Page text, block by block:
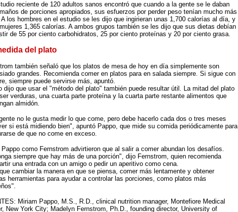
reciente de 120 adultos sanos encontró que cuando a la gente se le daban
de porciones apropiados, sus esfuerzos por perder peso tenían mucho más
los hombres en el estudio se les dijo que ingirieran unas 1,700 calorías al día, y
1,365 calorías. A ambos grupos también se les dijo que sus dietas debían
de 55 por ciento carbohidratos, 25 por ciento proteínas y 20 por ciento grasa.
del plato
también señaló que los platos de mesa de hoy en día simplemente son
grandes. Recomienda comer en platos para en salada siempre. Si sigue con
siempre puede servirse más, apuntó.
dijo que usar el "método del plato" también puede resultar útil. La mitad del plato
verduras, una cuarta parte proteína y la cuarta parte restante alimentos que
almidón.
no le gusta medir lo que come, pero debe hacerlo cada dos o tres meses
si está midiendo bien", apuntó Pappo, que mide su comida periódicamente para
de que no come en exceso.
Pappo como Fernstrom advirtieron que al salir a comer abundan los desafíos.
siempre que hay más de una porción", dijo Fernstrom, quien recomienda
una entrada con un amigo o pedir un aperitivo como cena.
cambiar la manera en que se piensa, comer más lentamente y obtener
herramientas para ayudar a controlar las porciones, como platos más
Miriam Pappo, M.S., R.D., clinical nutrition manager, Montefiore Medical
New York City; Madelyn Fernstrom, Ph.D., founding director, University of